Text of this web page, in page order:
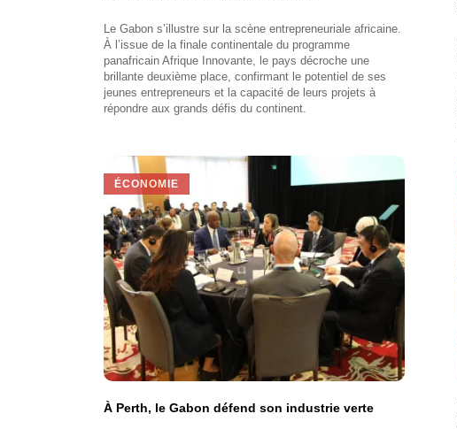
Le Gabon s’illustre sur la scène entrepreneuriale africaine.
À l’issue de la finale continentale du programme
panafricain Afrique Innovante, le pays décroche une
brillante deuxième place, confirmant le potentiel de ses
jeunes entrepreneurs et la capacité de leurs projets à
répondre aux grands défis du continent.
ÉCONOMIE
À Perth, le Gabon défend son industrie verte